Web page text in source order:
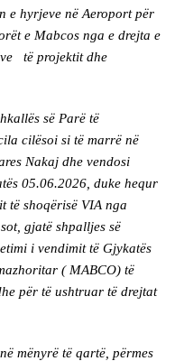
e hyrjeve në Aeroport për
e Mabcos nga e drejta e
të projektit dhe
së Parë të
cilësoi si të marrë në
Nakaj dhe vendosi
05.06.2026, duke hequr
të shoqërisë VIA nga
gjatë shpalljes së
i vendimit të Gjykatës
( MABCO) të
për të ushtruar të drejtat
mënyrë të qartë, përmes